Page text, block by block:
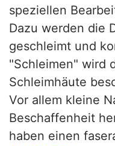
speziellen
Dazu werden die
geschleimt und
"Schleimen" wird
Schleimhäute
Vor allem kleine
Beschaffenheit
haben einen